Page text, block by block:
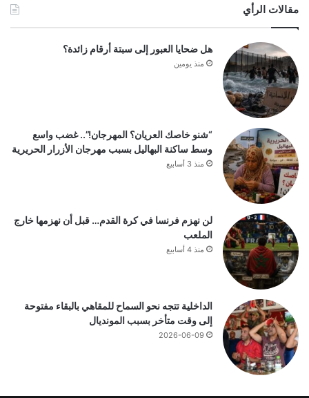
مقالات الرأي
هل ضحايا العبور إلى سبتة أرقام زائدة؟
منذ يومين
“شنو خاصك العريان؟ المهرجان!”.. غضب واسع
وسط ساكنة البهاليل بسبب مهرجان الأزرار الحريرية
منذ 3 أسابيع
لن نهزم فرنسا في كرة القدم… قبل أن نهزمها خارج
الملعب
منذ 4 أسابيع
الداخلية تتجه نحو السماح للمقاهي بالبقاء مفتوحة
إلى وقت متأخر بسبب المونديال
2026-06-09